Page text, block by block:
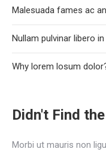
Malesuada fames ac
Nullam pulvinar libero
Why lorem losum
Didn't Find
Morbi ut mauris non